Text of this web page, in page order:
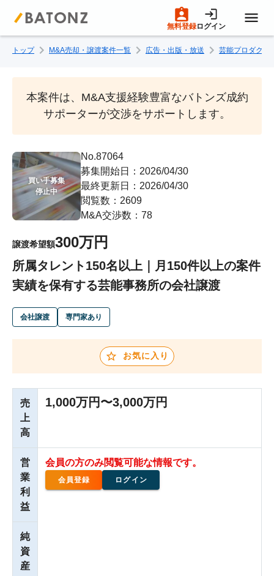
無料登録ログイン
トップページ
M&A案件一覧
売りたい方へ
買いたい方へ
成約事例
M&A専門家の方へ
トップ M&A売却・譲渡案件一覧 広告・出版・放送 芸能プロダクシ
本案件は、M&A支援経験豊富なバトンズ成約
サポーターが交渉をサポートします。
買い手募集
停止中
No.87064
募集開始日：2026/04/30
最終更新日：2026/04/30
閲覧数：2609
M&A交渉数：78
譲渡希望額300万円
所属タレント150名以上｜月150件以上の案件
実績を保有する芸能事務所の会社譲渡
会社譲渡 専門家あり
お気に入り
売
上
高
1,000万円〜3,000万円
営
業
利
益
会員の方のみ閲覧可能な情報です。
会員登録 ログイン
純
資
産